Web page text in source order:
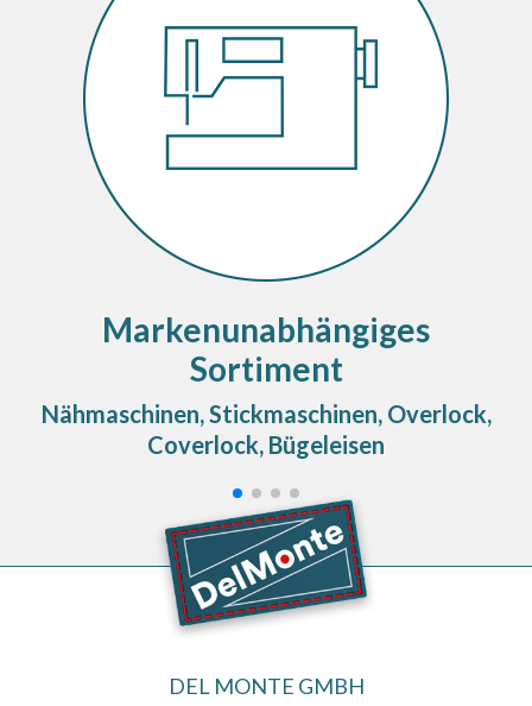
Markenunabhängiges
Sortiment
Nähmaschinen, Stickmaschinen, Overlock,
Coverlock, Bügeleisen
DEL MONTE GMBH